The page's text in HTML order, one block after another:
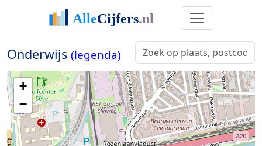
Onderwijs (legenda)
+
−